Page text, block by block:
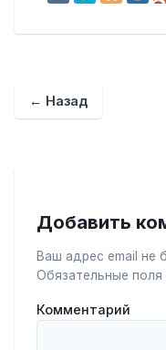
← Назад
Добавить
Ваш адрес email не
Обязательные
Комментарий